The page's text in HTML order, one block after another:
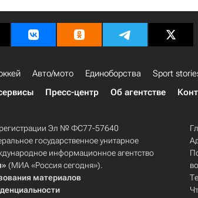
Авто/мото Единоборства Sport
Пресс-центр Об агентстве
регистрации Эл № ФС77-57640
государственное унитарное
информационное агентство
(МИА «Россия сегодня»).
материалов